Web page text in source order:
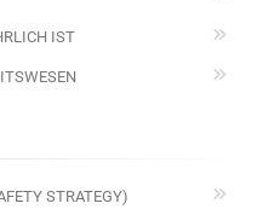
IST
STRATEGY)